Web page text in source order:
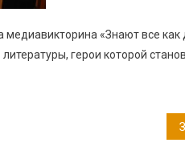
«Знают все
герои которой